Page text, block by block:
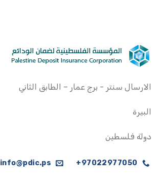
الارسال سنتر - برج عمار – الطابق الثاني
البيرة
دولة فلسطين
97022977050+
info@pdic.ps